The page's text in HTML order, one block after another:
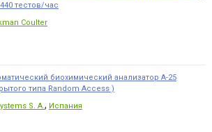
тестов/час
Coulter
биохимический анализатор А-25
типа Random Access )
S. A., Испания